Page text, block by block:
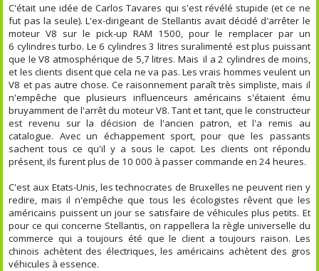
C'était une idée de Carlos Tavares qui s'est révélé stupide (et ce ne
fut pas la seule). L'ex-dirigeant de Stellantis avait décidé d'arrêter le
moteur V8 sur le pick-up RAM 1500, pour le remplacer par un
6 cylindres turbo. Le 6 cylindres 3 litres suralimenté est plus puissant
que le V8 atmosphérique de 5,7 litres. Mais il a 2 cylindres de moins,
et les clients disent que cela ne va pas. Les vrais hommes veulent un
V8 et pas autre chose. Ce raisonnement paraît très simpliste, mais il
n'empêche que plusieurs influenceurs américains s'étaient ému
bruyamment de l'arrêt du moteur V8. Tant et tant, que le constructeur
est revenu sur la décision de l'ancien patron, et l'a remis au
catalogue. Avec un échappement sport, pour que les passants
sachent tous ce qu'il y a sous le capot. Les clients ont répondu
présent, ils furent plus de 10 000 à passer commande en 24 heures.
C'est aux Etats-Unis, les technocrates de Bruxelles ne peuvent rien y
redire, mais il n'empêche que tous les écologistes rêvent que les
américains puissent un jour se satisfaire de véhicules plus petits. Et
pour ce qui concerne Stellantis, on rappellera la règle universelle du
commerce qui a toujours été que le client a toujours raison. Les
chinois achètent des électriques, les américains achètent des gros
véhicules à essence.